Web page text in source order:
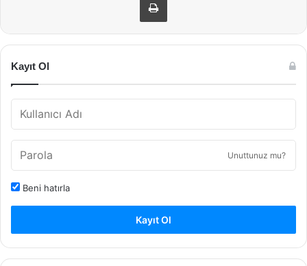
Kayıt Ol
Unuttunuz mu?
Beni hatırla
Kayıt Ol